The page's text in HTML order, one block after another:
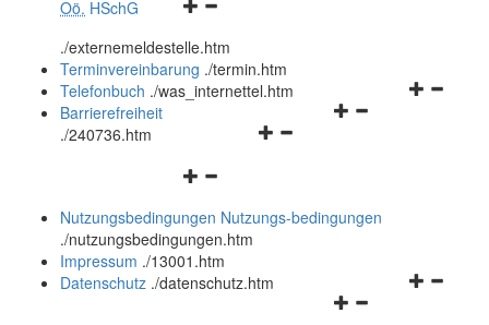
Navigationsmenü
und
schließen
Oö. HSchG
./externemeldestelle.htm
Terminvereinbarung ./termin.htm
Navigationsmenü
Telefonbuch ./was_internettel.htm
Navigationsmenü
Barrierefreiheit
./240736.htm
Navigationsmenü
und
schließen
Nutzungsbedingungen Nutzungs-bedingungen
./nutzungsbedingungen.htm
Impressum ./13001.htm
Navigationsmenü
Datenschutz ./datenschutz.htm